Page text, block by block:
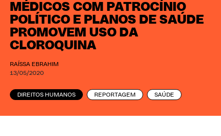
MÉDICOS COM PATROCÍNIO
POLÍTICO E PLANOS DE SAÚDE
PROMOVEM USO DA
CLOROQUINA
RAÍSSA EBRAHIM
13/05/2020
DIREITOS HUMANOS REPORTAGEM SAÚDE